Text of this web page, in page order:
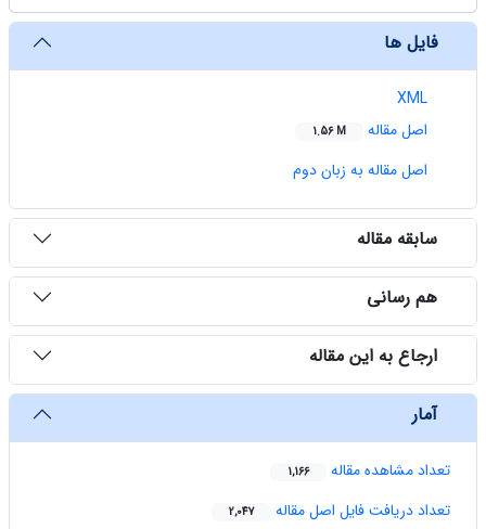
فایل ها
XML
اصل مقاله
1.56 M
اصل مقاله به زبان دوم
سابقه مقاله
هم رسانی
ارجاع به این مقاله
آمار
تعداد مشاهده مقاله 1,166
تعداد دریافت فایل اصل مقاله 2,047